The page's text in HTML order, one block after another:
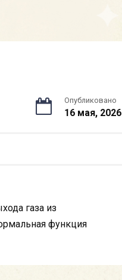
Опубликовано
16 мая, 2026
газа из
функция